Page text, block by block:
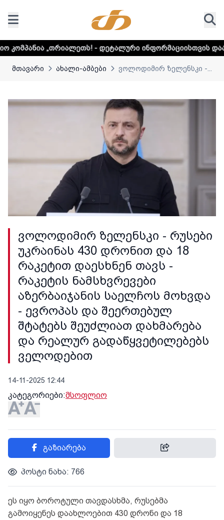
- დეტალური ინფორმაციისთვის დააკლიკეთ ლინკს
მთავარი ახალი-ამბები ვოლოდიმირ ზელენსკი -...
ვოლოდიმირ ზელენსკი - რუსები
უკრაინას 430 დრონით და 18
რაკეტით დაესხნენ თავს -
რაკეტის ნამსხვრევები
აზერბაიჯანის საელჩოს მოხვდა
- ევროპას და შეერთებულ
შტატებს შეუძლიათ დახმარება
და რეალურ გადაწყვეტილებებს
ველოდებით
14-11-2025 12:44
კატეგორიები:მსოფლიო
გაზიარება
პოსტი ნახა: 766
ეს იყო ბოროტული თავდასხმა, რუსებმა
გამოიყენეს დაახლოებით 430 დრონი და 18